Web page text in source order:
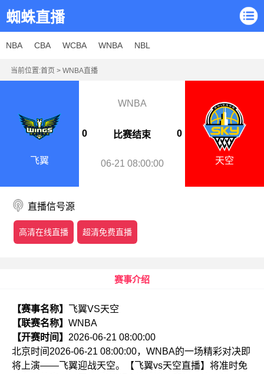
蜘蛛直播
NBA CBA WCBA WNBA NBL
当前位置:首页 > WNBA直播
飞翼
WNBA
0 比赛结束 0
06-21 08:00:00 天空
直播信号源
高清在线直播 超清免费直播
赛事介绍
【赛事名称】 飞翼VS天空
【联赛名称】 WNBA
【开赛时间】 2026-06-21 08:00:00
北京时间2026-06-21 08:00:00，WNBA的一场精彩对决即
将上演——飞翼迎战天空。【飞翼vs天空直播】将准时免